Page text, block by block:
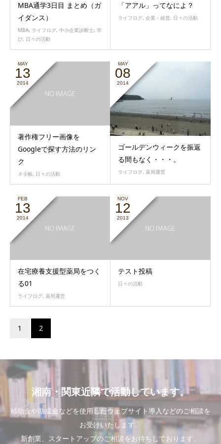
MBA通学3日目 まとめ（ガ
イダンス）
MBA, ライフログ, 中小企業診断士, 学
び, 日々の活動
「アアル」ってなによ？
ライフログ, 企業・経営, 日々の活動
MAY
13
2014
著作権フリー画像を
Googleで探す方法のリン
ク
ネタ帳, 日々の活動
MAY
08
2014
ゴールデンウィークを振返
る間もなく・・・。
ライフログ, 薬局運営
FEB
13
2014
在宅療養支援型薬局をつく
る01
ライフログ, 薬局運営
NOV
12
2013
テスト投稿
日々の活動
1 2
湘南・関東近隣で活動しています。
補助金や助成金などを使用したウェブサイト導入などのご相談を
お受けいたします。
新創業、スタートアップのご相談をお待ちしております。